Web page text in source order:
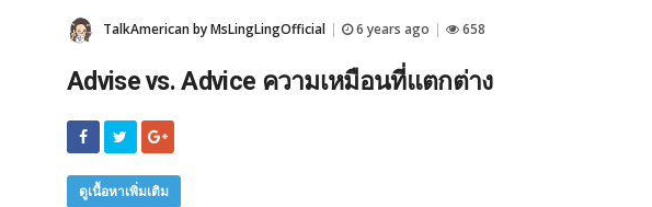
TalkAmerican by MsLingLingOfficial 6 years ago 658
Advise vs. Advice ความเหมือนที่แตกต่าง
ดูเนื้อหาเพิ่มเติม